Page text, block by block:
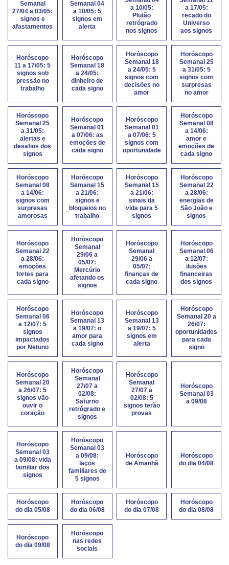
Semanal
27/04 a 03/05:
signos e
afastamentos
Semanal 04
a 10/05: 5
signos em
alerta
a 10/05:
Plutão
retrógrado
nos signos
a 17/05:
recado do
Universo
aos signos
Horóscopo
11 a 17/05: 5
signos sob
pressão no
trabalho
Horóscopo
Semanal 18
a 24/05:
dinheiro de
cada signo
Horóscopo
Semanal 18
a 24/05: 5
signos com
decisões no
amor
Horóscopo
Semanal 25
a 31/05: 5
signos com
surpresas
no amor
Horóscopo
Semanal 25
a 31/05:
alertas e
desafios dos
signos
Horóscopo
Semanal 01
a 07/06: as
emoções de
cada signo
Horóscopo
Semanal 01
a 07/06: 5
signos com
oportunidade
Horóscopo
Semanal 08
a 14/06:
amor e
emoções de
cada signo
Horóscopo
Semanal 08
a 14/06:
signos com
surpresas
amorosas
Horóscopo
Semanal 15
a 21/06:
signos e
bloqueios no
trabalho
Horóscopo
Semanal 15
a 21/06:
sinais da
vida para 5
signos
Horóscopo
Semanal 22
a 28/06:
energias de
São João e
signos
Horóscopo
Semanal 22
a 28/06:
emoções
fortes para
cada signo
Horóscopo
Semanal
29/06 a
05/07:
Mercúrio
afetando os
signos
Horóscopo
Semanal
29/06 a
05/07:
finanças de
cada signo
Horóscopo
Semanal 06
a 12/07:
ilusões
financeiras
dos signos
Horóscopo
Semanal 06
a 12/07: 5
signos
impactados
por Netuno
Horóscopo
Semanal 13
a 19/07: o
amor para
cada signo
Horóscopo
Semanal 13
a 19/07: 5
signos em
alerta
Horóscopo
Semanal 20 a
26/07:
oportunidades
para cada
signo
Horóscopo
Semanal 20
a 26/07: 5
signos vão
ouvir o
coração
Horóscopo
Semanal
27/07 a
02/08:
Saturno
retrógrado e
signos
Horóscopo
Semanal
27/07 a
02/08: 5
signos terão
provas
Horóscopo
Semanal 03
a 09/08
Horóscopo
Semanal 03
a 09/08: vida
familiar dos
signos
Horóscopo
Semanal 03
a 09/08:
laços
familiares de
5 signos
Horóscopo
de Amanhã
Horóscopo
do dia 04/08
Horóscopo
do dia 05/08
Horóscopo
do dia 06/08
Horóscopo
do dia 07/08
Horóscopo
do dia 08/08
Horóscopo
do dia 09/08
Horóscopo
nas redes
sociais